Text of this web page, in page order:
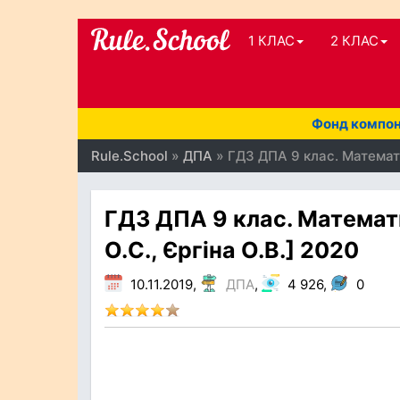
1 КЛАС 2 КЛАС
Фонд
Rule.School » ДПА » ГДЗ ДПА 9 клас.
ГДЗ ДПА 9 клас.
О.С., Єргіна О.В.] 2020
10.11.2019, ДПА, 4 926, 0